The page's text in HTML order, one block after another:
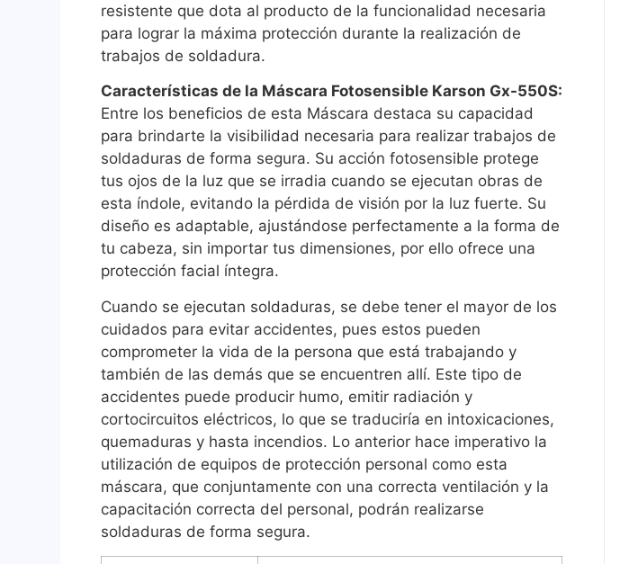
resistente que dota al producto de la funcionalidad necesaria
para lograr la máxima protección durante la realización de
trabajos de soldadura.
Características de la Máscara Fotosensible Karson Gx-550S:
Entre los beneficios de esta Máscara destaca su capacidad
para brindarte la visibilidad necesaria para realizar trabajos de
soldaduras de forma segura. Su acción fotosensible protege
tus ojos de la luz que se irradia cuando se ejecutan obras de
esta índole, evitando la pérdida de visión por la luz fuerte. Su
diseño es adaptable, ajustándose perfectamente a la forma de
tu cabeza, sin importar tus dimensiones, por ello ofrece una
protección facial íntegra.
Cuando se ejecutan soldaduras, se debe tener el mayor de los
cuidados para evitar accidentes, pues estos pueden
comprometer la vida de la persona que está trabajando y
también de las demás que se encuentren allí. Este tipo de
accidentes puede producir humo, emitir radiación y
cortocircuitos eléctricos, lo que se traduciría en intoxicaciones,
quemaduras y hasta incendios. Lo anterior hace imperativo la
utilización de equipos de protección personal como esta
máscara, que conjuntamente con una correcta ventilación y la
capacitación correcta del personal, podrán realizarse
soldaduras de forma segura.